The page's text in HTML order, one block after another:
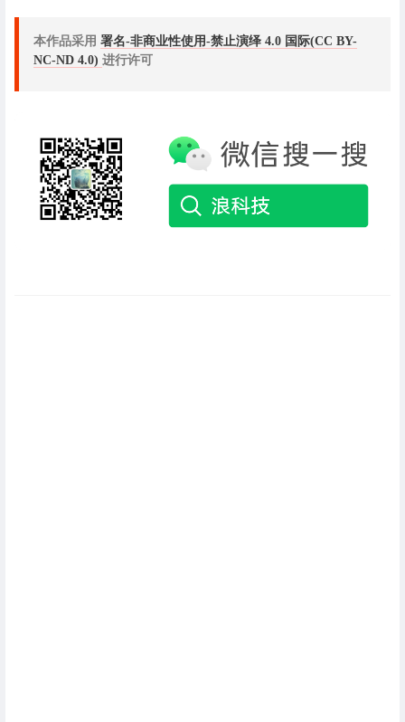
本作品采用 署名-非商业性使用-禁止演绎 4.0 国际(CC BY-
NC-ND 4.0) 进行许可